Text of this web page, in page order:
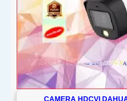
CAMERA HDCVI